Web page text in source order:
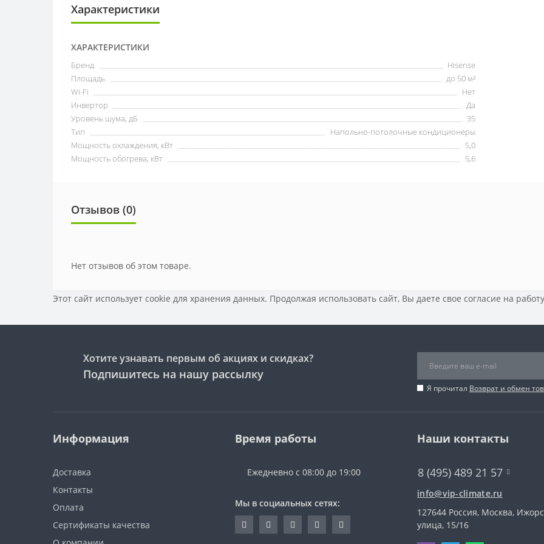
Характеристики
ХАРАКТЕРИСТИКИ
Бренд
Hisense
Площадь
до 50 м²
Wi-Fi
Нет
Инвертор
Да
Уровень шума, дБ
35
Тип
Напольно-потолочные кондиционеры
Мощность охлаждения, кВт
5,0
Мощность обогрева, кВт
5,6
Отзывов (0)
Нет отзывов об этом товаре.
Этот сайт использует cookie для хранения данных. Продолжая использовать сайт, Вы даете свое согласие на
Хотите узнавать первым об акциях и скидках?
Подпишитесь на нашу рассылку
Я прочитал Возврат и обмен
Информация
Доставка
Контакты
Оплата
Сертификаты качества
Время работы
Ежедневно с 08:00 до 19:00
Мы в социальных сетях:
Наши контакты
8 (495) 489 21 57
info@vip-climate.ru
127644 Россия, Москва,
улица, 15/16